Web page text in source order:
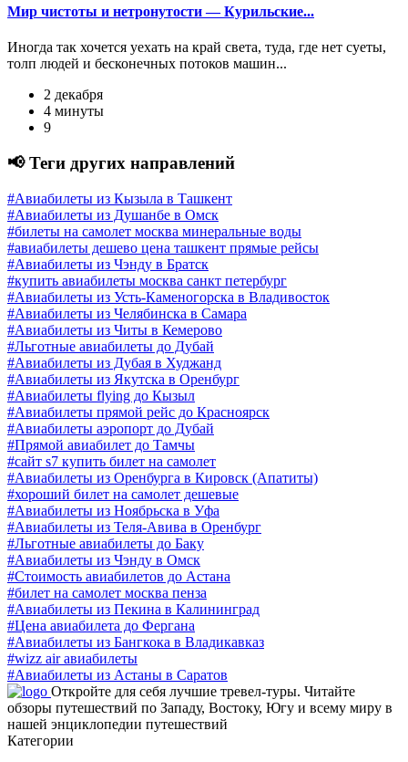
Мир чистоты и нетронутости — Курильские...
Иногда так хочется уехать на край света, туда, где нет суеты,
толп людей и бесконечных потоков машин...
2 декабря
4 минуты
9
📢 Теги других направлений
#Авиабилеты из Кызыла в Ташкент
#Авиабилеты из Душанбе в Омск
#билеты на самолет москва минеральные воды
#авиабилеты дешево цена ташкент прямые рейсы
#Авиабилеты из Чэнду в Братск
#купить авиабилеты москва санкт петербург
#Авиабилеты из Усть-Каменогорска в Владивосток
#Авиабилеты из Челябинска в Самара
#Авиабилеты из Читы в Кемерово
#Льготные авиабилеты до Дубай
#Авиабилеты из Дубая в Худжанд
#Авиабилеты из Якутска в Оренбург
#Авиабилеты flying до Кызыл
#Авиабилеты прямой рейс до Красноярск
#Авиабилеты аэропорт до Дубай
#Прямой авиабилет до Тамчы
#сайт s7 купить билет на самолет
#Авиабилеты из Оренбурга в Кировск (Апатиты)
#хороший билет на самолет дешевые
#Авиабилеты из Ноябрьска в Уфа
#Авиабилеты из Теля-Авива в Оренбург
#Льготные авиабилеты до Баку
#Авиабилеты из Чэнду в Омск
#Стоимость авиабилетов до Астана
#билет на самолет москва пенза
#Авиабилеты из Пекина в Калининград
#Цена авиабилета до Фергана
#Авиабилеты из Бангкока в Владикавказ
#wizz air авиабилеты
#Авиабилеты из Астаны в Саратов
Откройте для себя лучшие тревел-туры. Читайте
обзоры путешествий по Западу, Востоку, Югу и всему миру в
нашей энциклопедии путешествий
Категории